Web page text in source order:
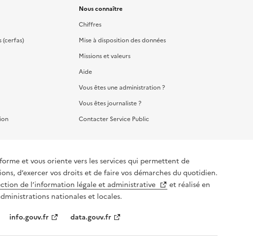
(cerfas)
Nous connaître
Chiffres
Mise à disposition des données
Missions et valeurs
Aide
Vous êtes une administration ?
Vous êtes journaliste ?
Contacter Service Public
et vous oriente vers les services qui permettent de
d’exercer vos droits et de faire vos démarches du quotidien.
de l’information légale et administrative
et réalisé en
nationales et locales.
info.gouv.fr data.gouv.fr